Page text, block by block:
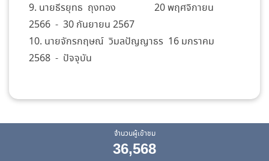
9. นายธีรยุทธ ถุงทอง 20พฤศจิกายน
2566 - 30 กันยายน 2567
10. นายจักรกฤษณ์ วิมลปัญญาธร 16 มกราคม
2568 - ปัจจุบัน
จำนวนผู้เข้าชม
36,568